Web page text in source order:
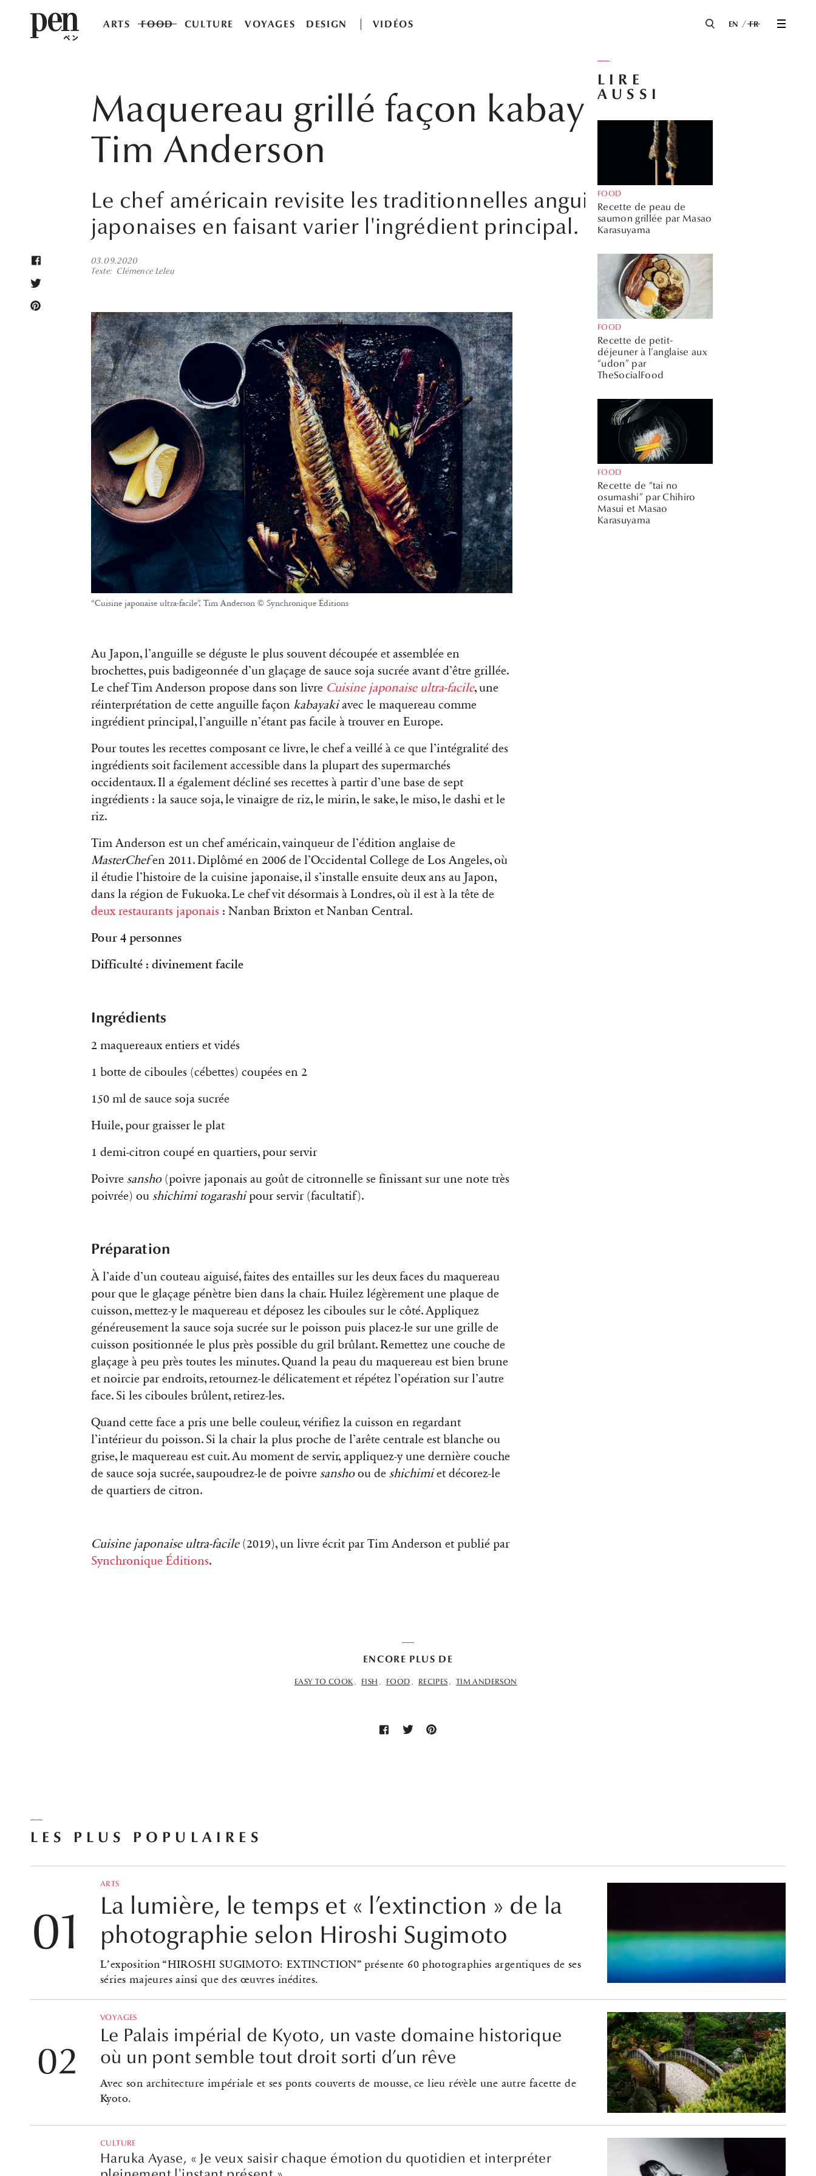
ARTS FOOD CULTURE VOYAGES DESIGN VIDÉOS EN FR
Maquereau grillé façon kabayaki par
Tim Anderson
Le chef américain revisite les traditionnelles anguilles kabayaki
japonaises en faisant varier l'ingrédient principal.
03.09.2020
Texte
Clémence Leleu
“Cuisine japonaise ultra-facile”, Tim Anderson © Synchronique Éditions
Au Japon, l’anguille se déguste le plus souvent découpée et assemblée en
brochettes, puis badigeonnée d’un glaçage de sauce soja sucrée avant d’être grillée.
Le chef Tim Anderson propose dans son livre Cuisine japonaise ultra-facile, une
réinterprétation de cette anguille façon kabayakiavec le maquereau comme
ingrédient principal, l’anguille n’étant pas facile à trouver en Europe.
Pour toutes les recettes composant ce livre, le chef a veillé à ce que l’intégralité des
ingrédients soit facilement accessible dans la plupart des supermarchés
occidentaux. Il a également décliné ses recettes à partir d’une base de sept
ingrédients : la sauce soja, le vinaigre de riz, le mirin, le sake, le miso, le dashi et le
riz.
Tim Anderson est un chef américain, vainqueur de l’édition anglaise de
MasterChefen 2011. Diplômé en 2006 de l’Occidental College de Los Angeles, où
il étudie l’histoire de la cuisine japonaise, il s’installe ensuite deux ans au Japon,
dans la région de Fukuoka. Le chef vit désormais à Londres, où il est à la tête de
deux restaurants japonais : Nanban Brixton et Nanban Central.
Pour 4 personnes
Difficulté : divinement facile
Ingrédients
2 maquereaux entiers et vidés
1 botte de ciboules (cébettes) coupées en 2
150 ml de sauce soja sucrée
Huile, pour graisser le plat
1 demi-citron coupé en quartiers, pour servir
Poivre sansho(poivre japonais au goût de citronnelle se finissant sur une note très
poivrée) ou shichimi togarashipour servir (facultatif).
Préparation
À l’aide d’un couteau aiguisé, faites des entailles sur les deux faces du maquereau
pour que le glaçage pénètre bien dans la chair. Huilez légèrement une plaque de
cuisson, mettez-y le maquereau et déposez les ciboules sur le côté. Appliquez
généreusement la sauce soja sucrée sur le poisson puis placez-le sur une grille de
cuisson positionnée le plus près possible du gril brûlant. Remettez une couche de
glaçage à peu près toutes les minutes. Quand la peau du maquereau est bien brune
et noircie par endroits, retournez-le délicatement et répétez l’opération sur l’autre
face. Si les ciboules brûlent, retirez-les.
Quand cette face a pris une belle couleur, vérifiez la cuisson en regardant
l’intérieur du poisson. Si la chair la plus proche de l’arête centrale est blanche ou
grise, le maquereau est cuit. Au moment de servir, appliquez-y une dernière couche
de sauce soja sucrée, saupoudrez-le de poivre sanshoou de shichimiet décorez-le
de quartiers de citron.
Cuisine japonaise ultra-facile (2019), un livre écrit par Tim Anderson et publié par
Synchronique Éditions.
LIRE
AUSSI
FOOD
Recette de peau de
saumon grillée par Masao
Karasuyama
FOOD
Recette de petit-
déjeuner à l’anglaise aux
“udon” par
TheSocialFood
FOOD
Recette de “tai no
osumashi” par Chihiro
Masui et Masao
Karasuyama
ENCORE PLUS DE
EASY TO COOK FISH FOOD RECIPES TIM ANDERSON
LES PLUS POPULAIRES
ARTS
La lumière, le temps et « l’extinction » de la
photographie selon Hiroshi Sugimoto
L’exposition “HIROSHI SUGIMOTO: EXTINCTION” présente 60 photographies argentiques de ses
séries majeures ainsi que des œuvres inédites.
VOYAGES
Le Palais impérial de Kyoto, un vaste domaine historique
où un pont semble tout droit sorti d’un rêve
Avec son architecture impériale et ses ponts couverts de mousse, ce lieu révèle une autre facette de
Kyoto.
CULTURE
Haruka Ayase, « Je veux saisir chaque émotion du quotidien et interpréter